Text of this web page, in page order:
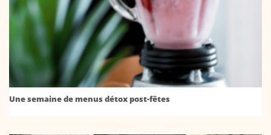
Une semaine de menus détox post-fêtes